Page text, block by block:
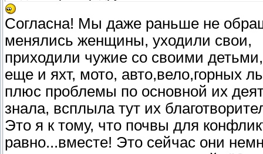
Согласна! Мы даже раньше не
менялись женщины, уходили свои,
приходили чужие со своими
еще и яхт, мото, авто,вело,горных
плюс проблемы по основной их
знала, всплыла тут их
Это я к тому, что почвы для
равно...вместе! Это сейчас они